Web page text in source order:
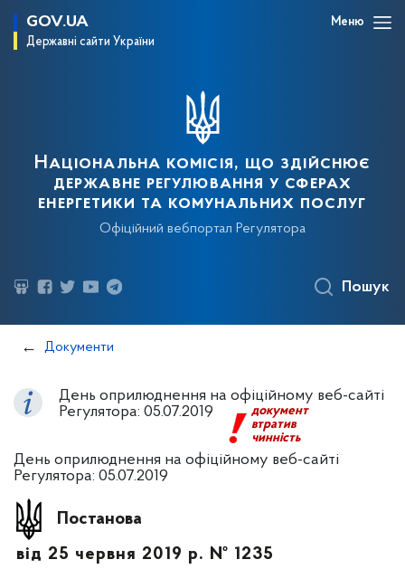
GOV.UA
Державні сайти України
Меню
Національна комісія, що здійснює
державне регулювання у сферах
енергетики та комунальних послуг
Офіційний вебпортал Регулятора
Пошук
Документи
День оприлюднення на офіційному веб-сайті
Регулятора: 05.07.2019
документ
втратив
чинність
День оприлюднення на офіційному веб-сайті
Регулятора: 05.07.2019
Постанова
від 25 червня 2019 р. № 1235